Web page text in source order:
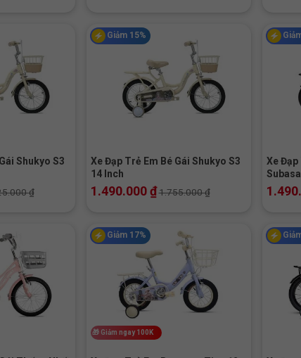
Shukyo S3
₫
Giảm 15%
Xe Đạp Trẻ Em Bé Gái Shukyo S3
14 Inch
1.490.000₫1.755.000₫
Xe Đạp
Giảm 17%
🎁 Giảm ngay 100K